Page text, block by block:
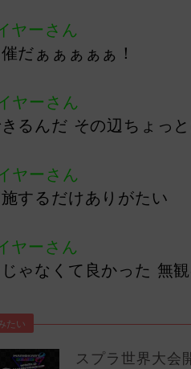
ヤーさん
だぁぁぁぁぁ！
ヤーさん
るんだ その辺ちょっ
ヤーさん
するだけありがたい
ヤーさん
ゃなくて良かった 無
スプラ世界大会